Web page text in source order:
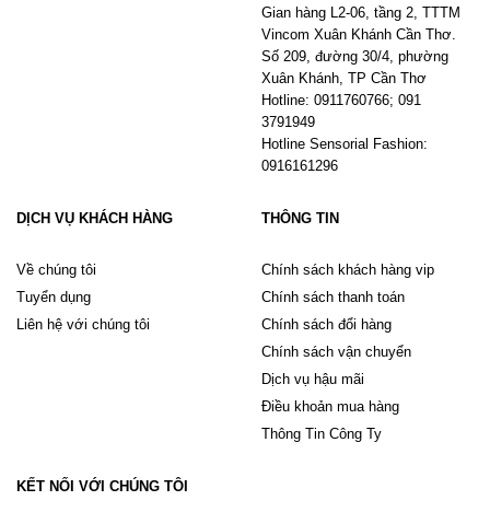
Gian hàng L2-06, tầng 2, TTTM
Vincom Xuân Khánh Cần Thơ.
Số 209, đường 30/4, phường
Xuân Khánh, TP Cần Thơ
Hotline: 0911760766; 091
3791949
Hotline Sensorial Fashion:
0916161296
DỊCH VỤ KHÁCH HÀNG
Về chúng tôi
Tuyển dụng
Liên hệ với chúng tôi
THÔNG TIN
Chính sách khách hàng vip
Chính sách thanh toán
Chính sách đổi hàng
Chính sách vận chuyển
Dịch vụ hậu mãi
Điều khoản mua hàng
Thông Tin Công Ty
KẾT NỐI VỚI CHÚNG TÔI